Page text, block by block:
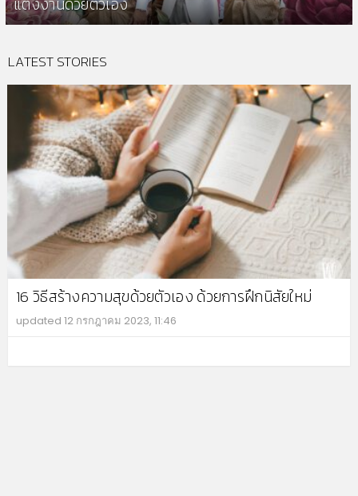
แต่งงานด้วยตัวเอง
LATEST STORIES
16 วิธีสร้างความสุขด้วยตัวเอง ด้วยการฝึกนิสัยใหม่
updated 12 กรกฎาคม 2023, 11:46